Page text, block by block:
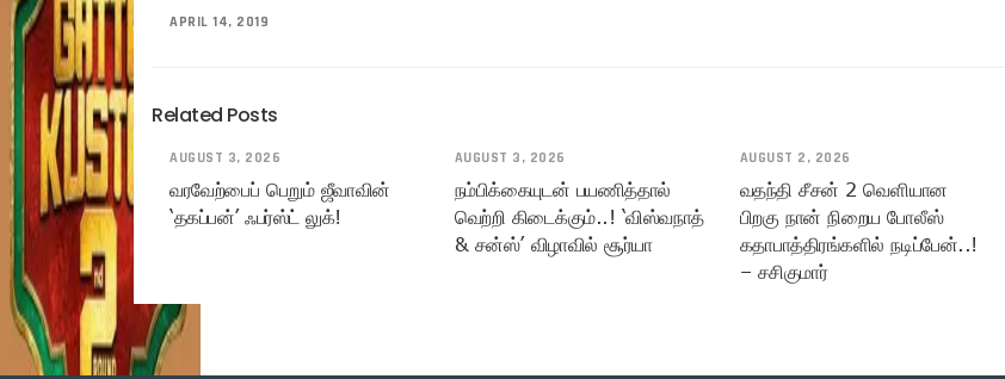
APRIL 14, 2019
Related Posts
AUGUST 3, 2026
வரவேற்பைப் பெறும் ஜீவாவின்
‘தகப்பன்’ ஃபர்ஸ்ட் லுக்!
AUGUST 3, 2026
நம்பிக்கையுடன் பயணித்தால்
வெற்றி கிடைக்கும்..! ‘விஸ்வநாத்
& சன்ஸ்’ விழாவில் சூர்யா
AUGUST 2, 2026
வதந்தி சீசன் 2 வெளியான
பிறகு நான் நிறைய போலீஸ்
கதாபாத்திரங்களில் நடிப்பேன்..!
– சசிகுமார்